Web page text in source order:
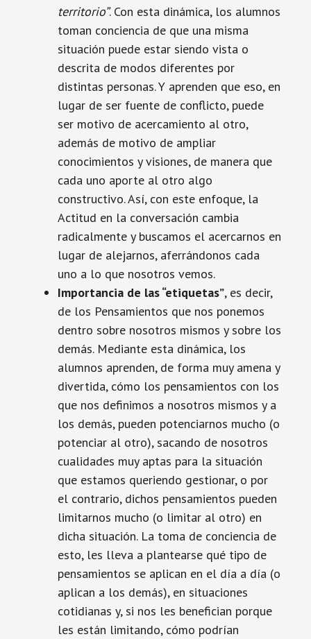
territorio”. Con esta dinámica, los alumnos
toman conciencia de que una misma
situación puede estar siendo vista o
descrita de modos diferentes por
distintas personas. Y aprenden que eso, en
lugar de ser fuente de conflicto, puede
ser motivo de acercamiento al otro,
además de motivo de ampliar
conocimientos y visiones, de manera que
cada uno aporte al otro algo
constructivo. Así, con este enfoque, la
Actitud en la conversación cambia
radicalmente y buscamos el acercarnos en
lugar de alejarnos, aferrándonos cada
uno a lo que nosotros vemos.
Importancia de las “etiquetas”, es decir,
de los Pensamientos que nos ponemos
dentro sobre nosotros mismos y sobre los
demás. Mediante esta dinámica, los
alumnos aprenden, de forma muy amena y
divertida, cómo los pensamientos con los
que nos definimos a nosotros mismos y a
los demás, pueden potenciarnos mucho (o
potenciar al otro), sacando de nosotros
cualidades muy aptas para la situación
que estamos queriendo gestionar, o por
el contrario, dichos pensamientos pueden
limitarnos mucho (o limitar al otro) en
dicha situación. La toma de conciencia de
esto, les lleva a plantearse qué tipo de
pensamientos se aplican en el día a día (o
aplican a los demás), en situaciones
cotidianas y, si nos les benefician porque
les están limitando, cómo podrían